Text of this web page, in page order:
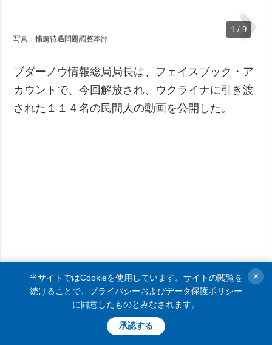
1 / 9
写真：捕虜待遇問題調整本部
ブダーノウ情報総局局長は、フェイスブック・ア
カウントで、今回解放され、ウクライナに引き渡
された１１４名の民間人の動画を公開した。
当サイトではCookieを使用しています。サイトの閲覧を
続けることで、 プライバシーおよびデータ保護ポリシー
に同意したものとみなされます。
承認する
×